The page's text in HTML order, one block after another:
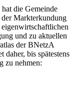
die Gemeinde
Markterkundung
und zu aktuellen
der BNetzA
bis spätestens
zu nehmen: